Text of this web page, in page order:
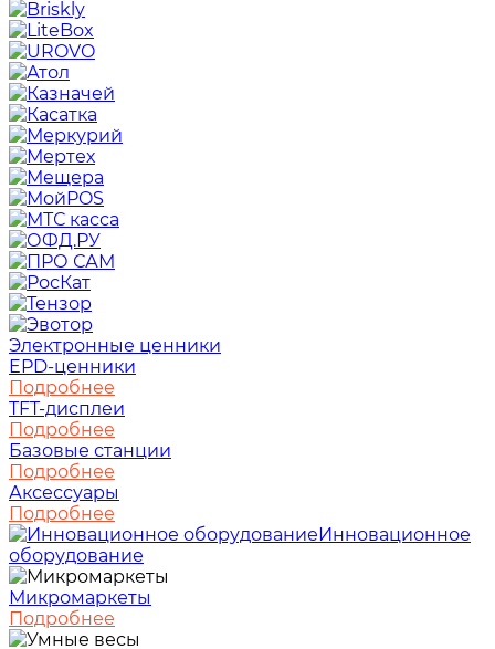
Электронные ценники
EPD-ценники
Подробнее
TFT-дисплеи
Подробнее
Базовые станции
Подробнее
Аксессуары
Подробнее
Инновационное
оборудование
Микромаркеты
Подробнее